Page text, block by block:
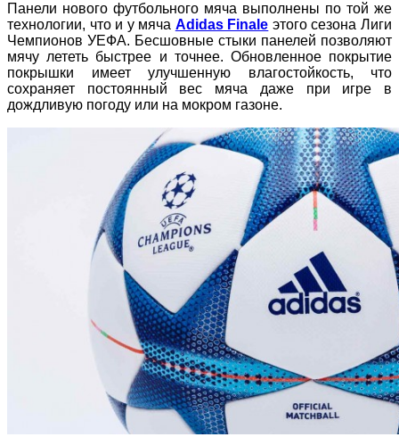
Панели нового футбольного мяча выполнены по той же
технологии, что и у мяча Adidas Finale этого сезона Лиги
Чемпионов УЕФА. Бесшовные стыки панелей позволяют
мячу лететь быстрее и точнее. Обновленное покрытие
покрышки имеет улучшенную влагостойкость, что
сохраняет постоянный вес мяча даже при игре в
дождливую погоду или на мокром газоне.